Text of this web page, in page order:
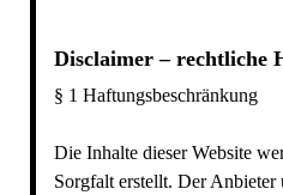
Disclaimer – rechtliche
§ 1 Haftungsbeschränkung
Die Inhalte dieser Website
Sorgfalt erstellt. Der